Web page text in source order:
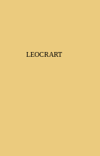
LEOCRART